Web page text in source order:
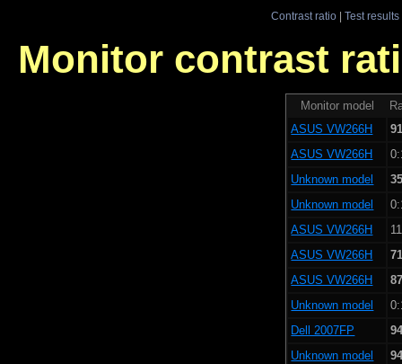
Contrast ratio| Test results
Monitor contrast
Monitor model
ASUS VW266H
ASUS VW266H
Unknown model
Unknown model
ASUS VW266H
ASUS VW266H
ASUS VW266H
Unknown model
Dell 2007FP
Unknown model